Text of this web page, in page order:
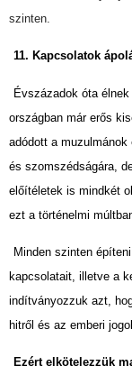
szinten.
11. Kapcsolatok
Évszázadok óta
országban már erős
adódott a
és szomszédságára,
előítéletek is mindkét
ezt a történelmi
Minden szinten
kapcsolatait, illetve a
indítványozzuk azt,
hitről és az emberi
Ezért elkötelezzük